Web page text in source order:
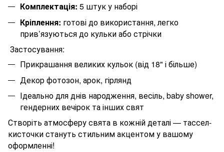
Комплектація: 5 штук у наборі
Кріплення: готові до використання, легко
прив’язуються до кульки або стрічки
Застосування:
Прикрашання великих кульок (від 18" і більше)
Декор фотозон, арок, гірлянд
Ідеально для днів народження, весіль, baby shower,
гендерних вечірок та інших свят
Створіть атмосферу свята в кожній деталі — тассел-
кисточки стануть стильним акцентом у вашому
оформленні!